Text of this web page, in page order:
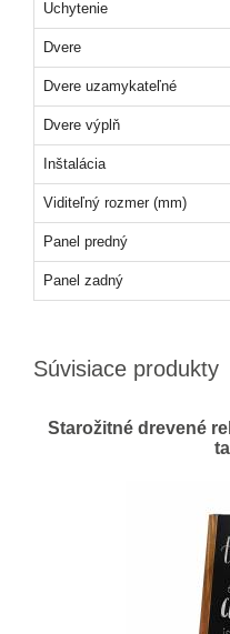
Uchytenie
Dvere
Dvere uzamykateľné
Dvere výplň
Inštalácia
Viditeľný rozmer (mm)
Panel predný
Panel zadný
Súvisiace produkty
Starožitné drevené